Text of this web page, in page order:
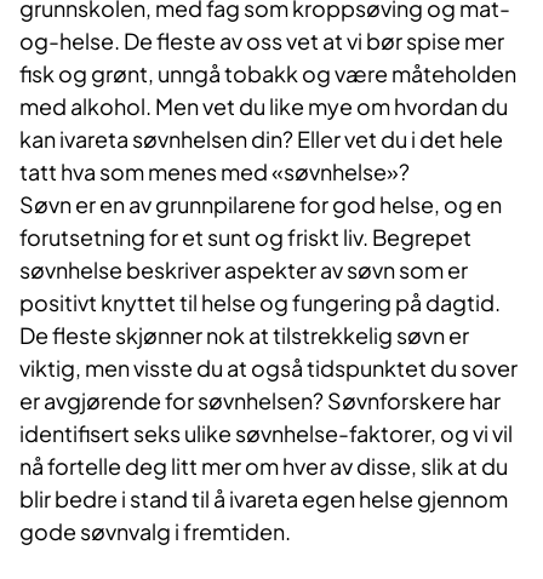
grunnskolen, med fag som kroppsøving og mat-
og-helse. De fleste av oss vet at vi bør spise mer
fisk og grønt, unngå tobakk og være måteholden
med alkohol. Men vet du like mye om hvordan du
kan ivareta søvnhelsen din? Eller vet du i det hele
tatt hva som menes med «søvnhelse»?
Søvn er en av grunnpilarene for god helse, og en
forutsetning for et sunt og friskt liv. Begrepet
søvnhelse beskriver aspekter av søvn som er
positivt knyttet til helse og fungering på dagtid.
De fleste skjønner nok at tilstrekkelig søvn er
viktig, men visste du at også tidspunktet du sover
er avgjørende for søvnhelsen? Søvnforskere har
identifisert seks ulike søvnhelse-faktorer, og vi vil
nå fortelle deg litt mer om hver av disse, slik at du
blir bedre i stand til å ivareta egen helse gjennom
gode søvnvalg i fremtiden.